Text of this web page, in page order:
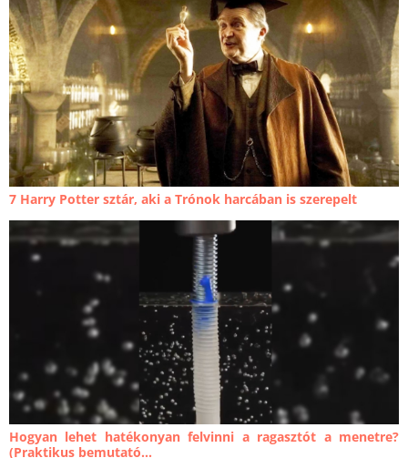
7 Harry Potter sztár, aki a Trónok harcában is szerepelt
Hogyan lehet hatékonyan felvinni a ragasztót a menetre?
(Praktikus bemutató...